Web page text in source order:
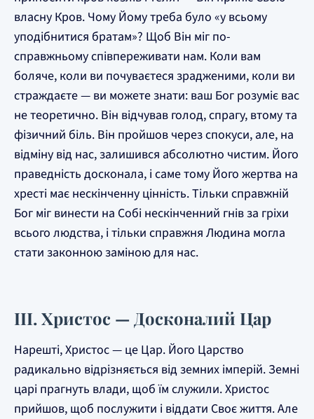
власну Кров. Чому Йому треба було «у всьому
уподібнитися братам»? Щоб Він міг по-
справжньому співпереживати нам. Коли вам
боляче, коли ви почуваєтеся зрадженими, коли ви
страждаєте — ви можете знати: ваш Бог розуміє вас
не теоретично. Він відчував голод, спрагу, втому та
фізичний біль. Він пройшов через спокуси, але, на
відміну від нас, залишився абсолютно чистим. Його
праведність досконала, і саме тому Його жертва на
хресті має нескінченну цінність. Тільки справжній
Бог міг винести на Собі нескінченний гнів за гріхи
всього людства, і тільки справжня Людина могла
стати законною заміною для нас.
III. Христос — Досконалий Цар
Нарешті, Христос — це Цар. Його Царство
радикально відрізняється від земних імперій. Земні
царі прагнуть влади, щоб їм служили. Христос
прийшов, щоб послужити і віддати Своє життя. Але